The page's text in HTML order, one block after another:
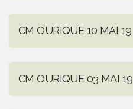
CM OURIQUE 10 MAI 19
CM OURIQUE 03 MAI 19